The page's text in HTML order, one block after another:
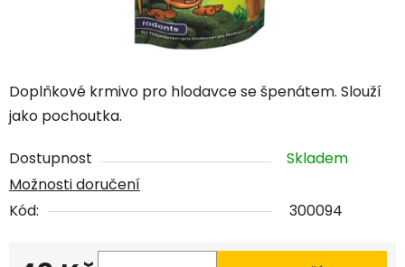
Doplňkové krmivo pro hlodavce se špenátem. Slouží
jako pochoutka.
Dostupnost
Skladem
Možnosti doručení
Kód:
300094